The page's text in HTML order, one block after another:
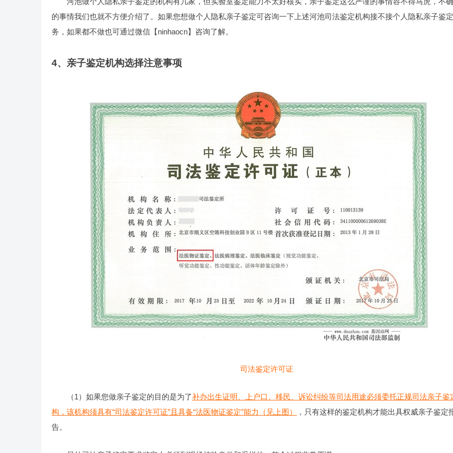
的事情我们也就不方便介绍了。如果您想做个人隐私亲子鉴定可咨询一下上述河池司法鉴定机构接不接个人隐私亲子鉴
务，如果都不做也可通过微信【ninhaocn】咨询了解。
4、亲子鉴定机构选择注意事项
司法鉴定许可证
（1）如果您做亲子鉴定的目的是为了补办出生证明、上户口、移民、诉讼纠纷等司法用途必须委托正规司法亲子鉴
构，该机构须具有“司法鉴定许可证”且具备“法医物证鉴定”能力（见上图）
，只有这样的鉴定机构才能出具权威亲子鉴定
告。